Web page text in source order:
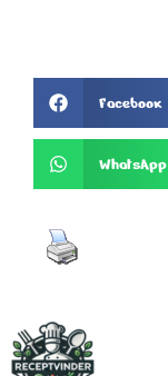
Facebook
WhatsApp